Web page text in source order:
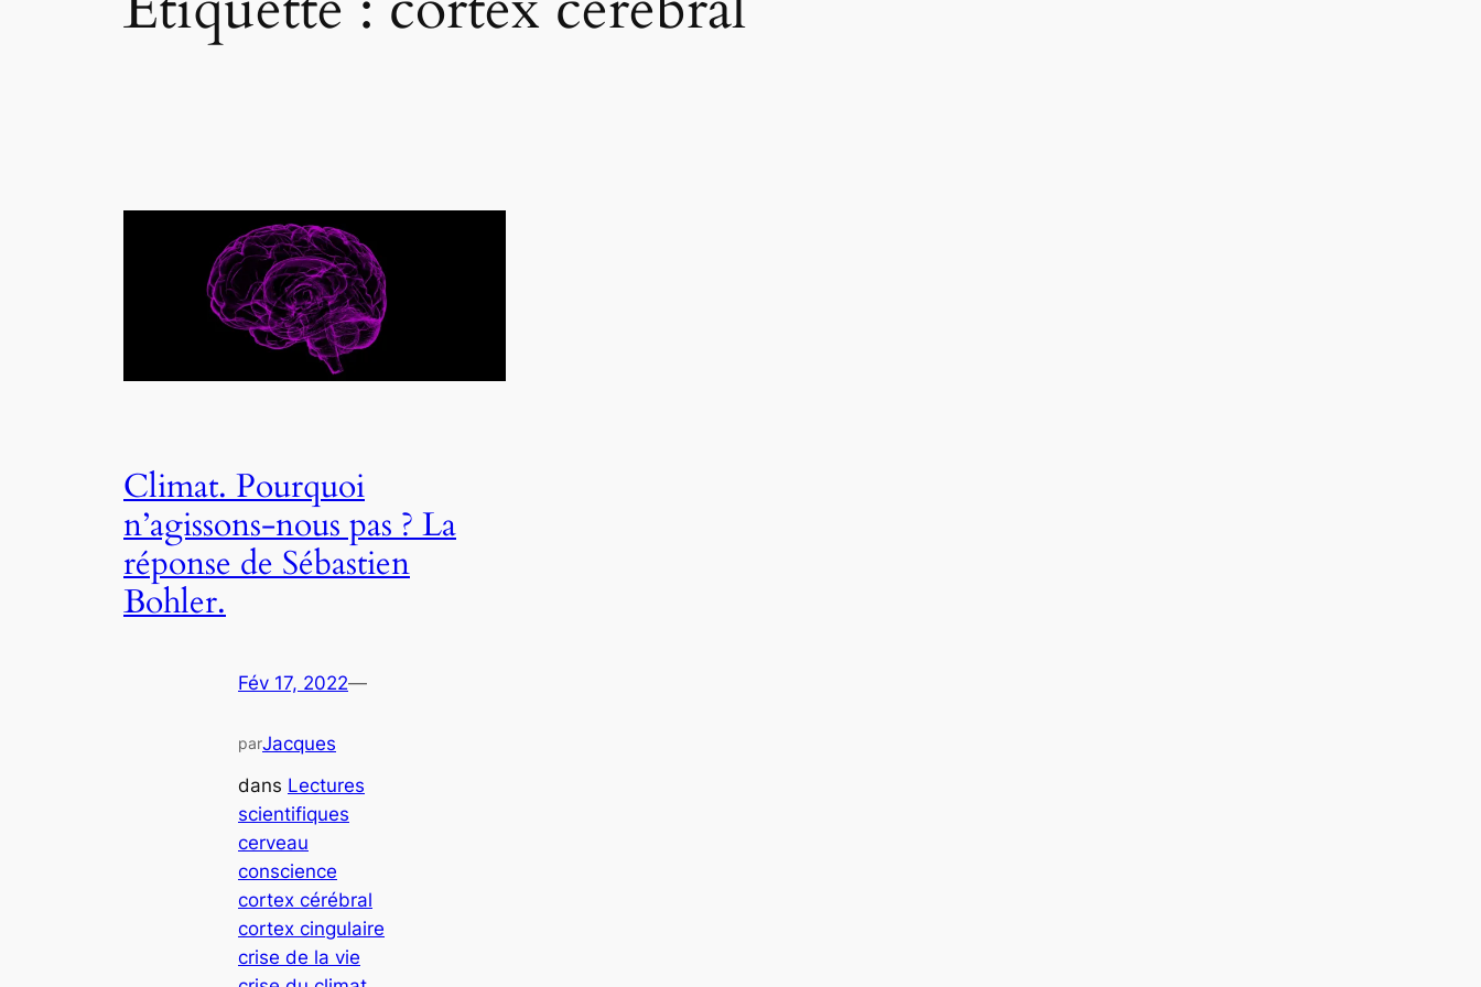
Climat. Pourquoi
n’agissons-nous pas ? La
réponse de Sébastien
Bohler.
Fév 17, 2022—
parJacques
dans Lectures
scientifiques
cerveau
conscience
cortex cérébral
cortex cingulaire
crise de la vie